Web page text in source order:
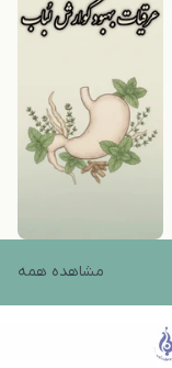
مشاهده همه